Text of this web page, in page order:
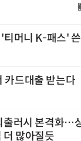
티머니 K-패스'
카드대출 받는다
출러시 본격화…
더 많아질듯